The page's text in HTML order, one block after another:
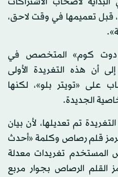
قبل تعميمها في وقت لاحق،
دوت كوم» المتخصص في
أن هذه التغريدة الأولى
على «تويتر بلو»، لكنها
الجديدة.
تم تعديلها، لأن بيان
قلم رصاص وكلمة «أحدث
المستخدم تغريدات معدلة
الرصاص بجوار مربع